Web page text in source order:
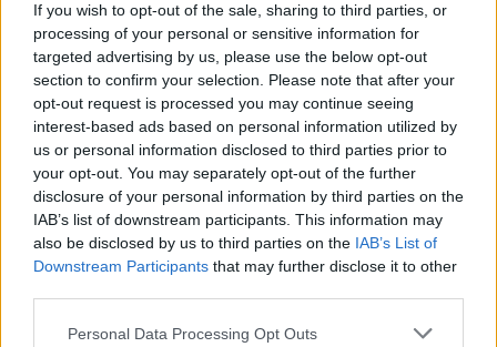
If you wish to opt-out of the sale, sharing to third parties, or
processing of your personal or sensitive information for
targeted advertising by us, please use the below opt-out
section to confirm your selection. Please note that after your
opt-out request is processed you may continue seeing
interest-based ads based on personal information utilized by
us or personal information disclosed to third parties prior to
your opt-out. You may separately opt-out of the further
disclosure of your personal information by third parties on the
IAB’s list of downstream participants. This information may
also be disclosed by us to third parties on the IAB’s List of
Downstream Participants that may further disclose it to other
Personal Data Processing Opt Outs